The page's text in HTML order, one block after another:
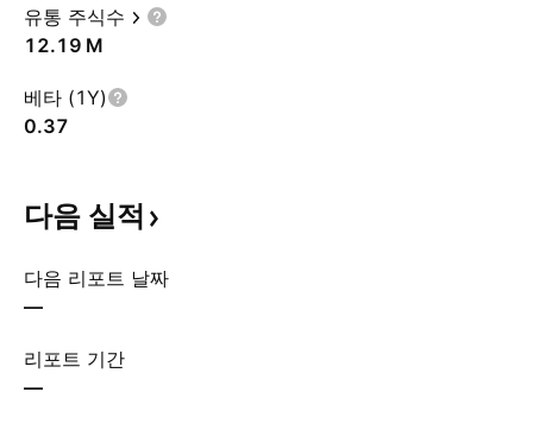
유통 주식수
‪12.19 M‬
베타 (1Y)
0.37
다음 실적
다음 리포트 날짜
—
리포트 기간
—